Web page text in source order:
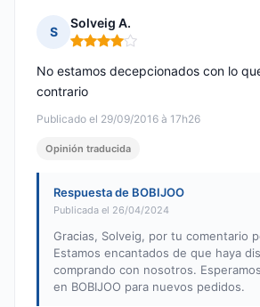
S
Solveig A.
Nota: 4 de 5
Publicado el 29/09/2016 à 17h26
No estamos decepcionados con lo
contrario
Opinión traducida
Respuesta de BOBIJOO
Publicada el 26/04/2024
Gracias, Solveig, por tu comentario
Estamos encantados de que haya
comprando con nosotros.
en BOBIJOO para nuevos pedidos.